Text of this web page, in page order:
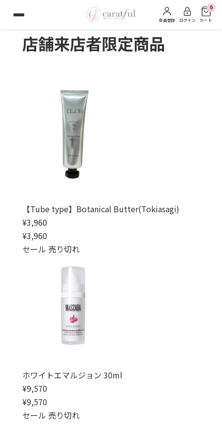
コンテンツに進む
会員登録 ログイン
0
カート
店舗来店者限定商品
【Tube type】Botanical Butter(Tokiasagi)
通常価格
¥3,960
通常価格
セール価格
¥3,960
セール 売り切れ
ホワイトエマルジョン 30ml
通常価格
¥9,570
通常価格
セール価格
¥9,570
セール 売り切れ